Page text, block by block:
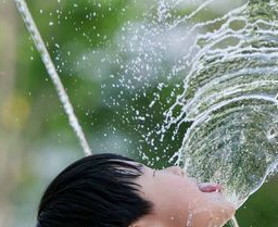
수색
등 9곳
은 중